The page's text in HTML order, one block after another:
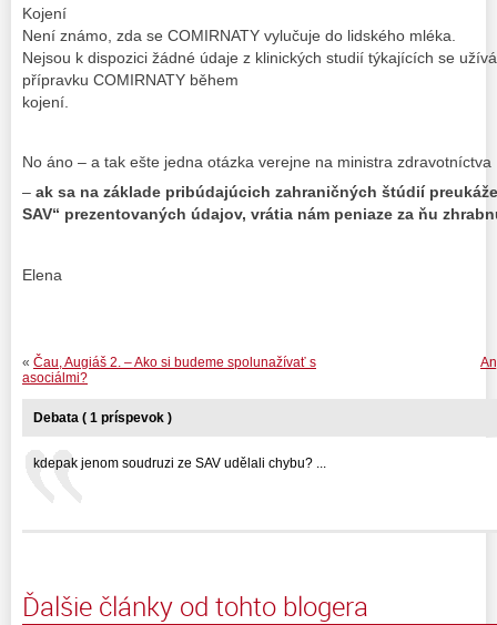
Kojení
Není známo, zda se COMIRNATY vylučuje do lidského mléka.
Nejsou k dispozici žádné údaje z klinických studií týkajících se
přípravku COMIRNATY během
kojení.
No áno – a tak ešte jedna otázka verejne na ministra zdravotníctva
– ak sa na základe pribúdajúcich zahraničných štúdií
SAV“ prezentovaných údajov, vrátia nám peniaze za ňu
Elena
« Čau, Augiáš 2. – Ako si budeme spolunažívať s
asociálmi?
Debata ( 1 príspevok )
kdepak jenom soudruzi ze SAV udělali chybu? ...
Ďalšie články od tohto blogera